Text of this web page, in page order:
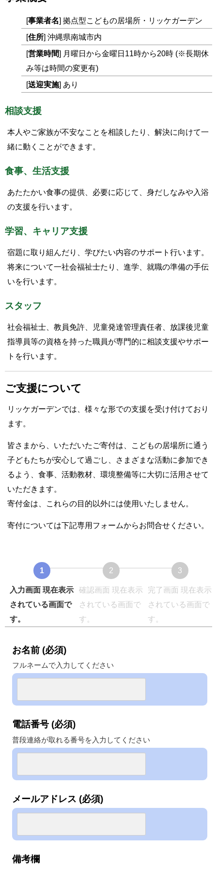
[事業者名] 拠点型こどもの居場所・リッケガーデン
[住所] 沖縄県南城市内
[営業時間] 月曜日から金曜日11時から20時 (※長期休
み等は時間の変更有)
[送迎実施] あり
相談支援
本人やご家族が不安なことを相談したり、解決に向けて一
緒に動くことができます。
食事、生活支援
あたたかい食事の提供、必要に応じて、身だしなみや入浴
の支援を行います。
学習、キャリア支援
宿題に取り組んだり、学びたい内容のサポート行います。
将来について一社会福祉士たり、進学、就職の準備の手伝
いを行います。
スタッフ
社会福祉士、教員免許、児童発達管理責任者、放課後児童
指導員等の資格を持った職員が専門的に相談支援やサポー
トを行います。
ご支援について
リッケガーデンでは、様々な形での支援を受け付けており
ます。
皆さまから、いただいたご寄付は、こどもの居場所に通う
子どもたちが安心して過ごし、さまざまな活動に参加でき
るよう、食事、活動教材、環境整備等に大切に活用させて
いただきます。
寄付金は、これらの目的以外には使用いたしません。
寄付については下記専用フォームからお問合せください。
1
入力画面 現在表示
されている画面で
す。
2
確認画面 現在表示
されている画面で
す。
3
完了画面現在表示
されている画面で
す。
お名前 (必須)
フルネームで入力してください
電話番号 (必須)
普段連絡が取れる番号を入力してください
メールアドレス (必須)
備考欄